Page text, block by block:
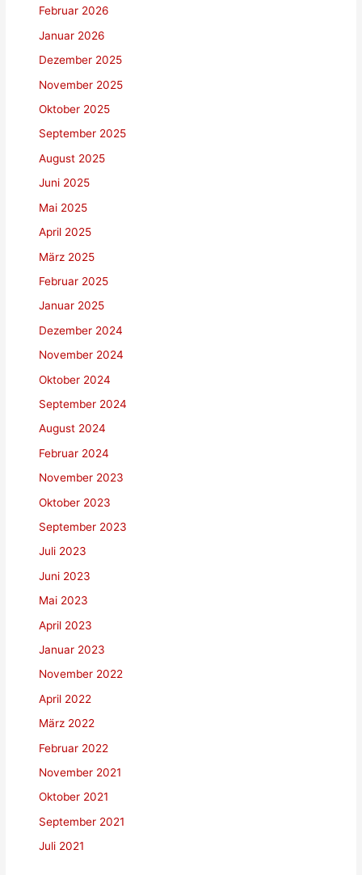
Februar 2026
Januar 2026
Dezember 2025
November 2025
Oktober 2025
September 2025
August 2025
Juni 2025
Mai 2025
April 2025
März 2025
Februar 2025
Januar 2025
Dezember 2024
November 2024
Oktober 2024
September 2024
August 2024
Februar 2024
November 2023
Oktober 2023
September 2023
Juli 2023
Juni 2023
Mai 2023
April 2023
Januar 2023
November 2022
April 2022
März 2022
Februar 2022
November 2021
Oktober 2021
September 2021
Juli 2021